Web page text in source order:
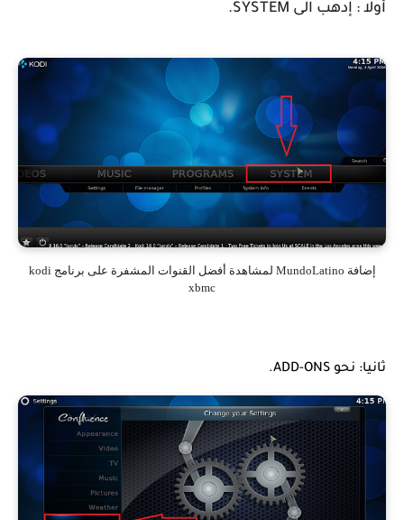
أولا : إدهب الى SYSTEM.
إضافة MundoLatino لمشاهدة أفضل القنوات المشفرة على برنامج kodi
xbmc
ثانيا: نحو ADD-ONS.